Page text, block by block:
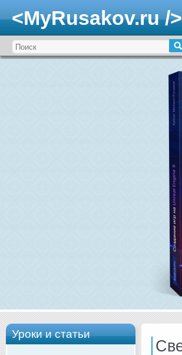
<MyRusakov.ru />
Уроки и статьи